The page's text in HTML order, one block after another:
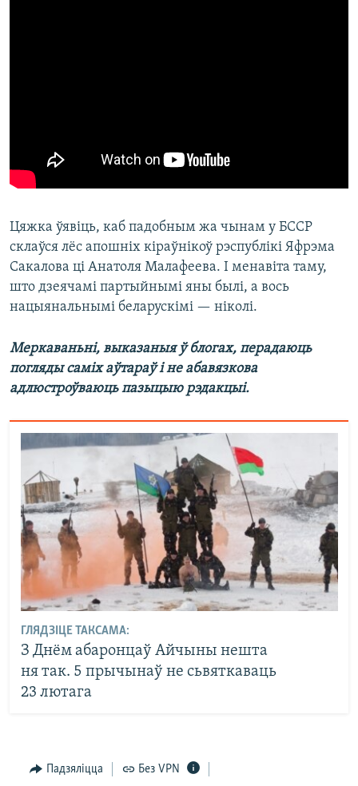
Цяжка ўявіць, каб падобным жа чынам у БССР
склаўся лёс апошніх кіраўнікоў рэспублікі Яфрэма
Сакалова ці Анатоля Малафеева. І менавіта таму,
што дзеячамі партыйнымі яны былі, а вось
нацыянальнымі беларускімі — ніколі.
Меркаваньні, выказаныя ў блогах, перадаюць
погляды саміх аўтараў і не абавязкова
адлюстроўваюць пазыцыю рэдакцыі.
ГЛЯДЗІЦЕ ТАКСАМА:
З Днём абаронцаў Айчыны нешта
ня так. 5 прычынаў не сьвяткаваць
23 лютага
Падзяліцца Без VPN